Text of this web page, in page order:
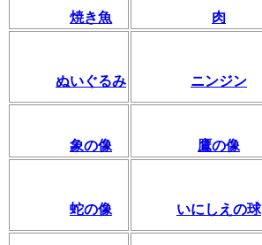
焼き魚 肉
ぬいぐるみ ニンジン
象の像 鷹の像
蛇の像 いにしえの球